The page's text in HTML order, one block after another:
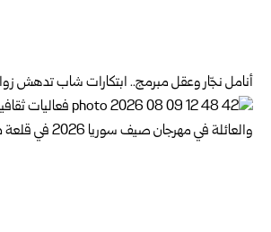
أنامل نجّار وعقل مبرمج.. ابتكارات شاب تدهش